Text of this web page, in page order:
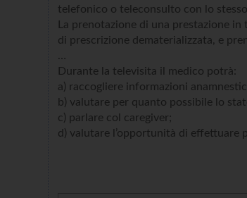
telefonico o teleconsulto con lo
La prenotazione di una prestazione
di prescrizione dematerializzata, e
…
Durante la televisita il medico potrà:
a) raccogliere informazioni
b) valutare per quanto possibile lo
c) parlare col caregiver;
d) valutare l’opportunità di effettuare